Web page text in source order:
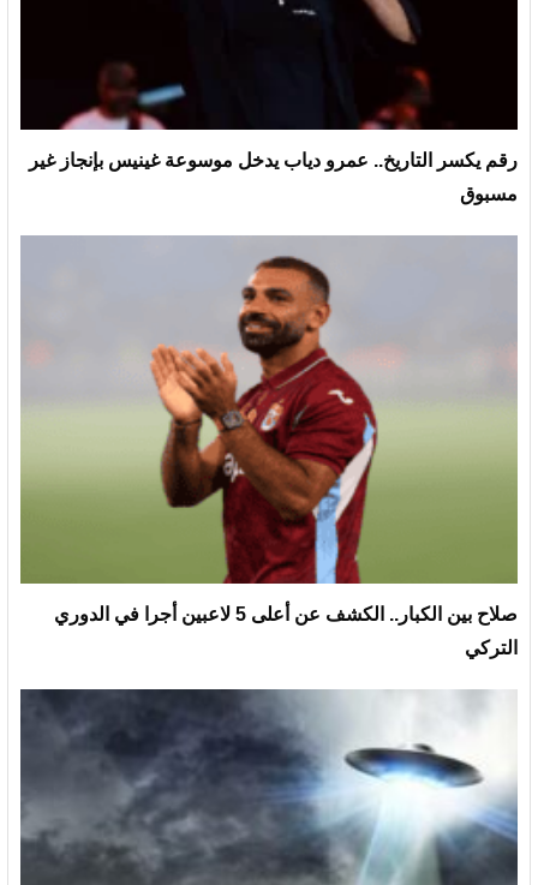
رقم يكسر التاريخ.. عمرو دياب يدخل موسوعة غينيس بإنجاز غير
مسبوق
صلاح بين الكبار.. الكشف عن أعلى 5 لاعبين أجرا في الدوري
التركي